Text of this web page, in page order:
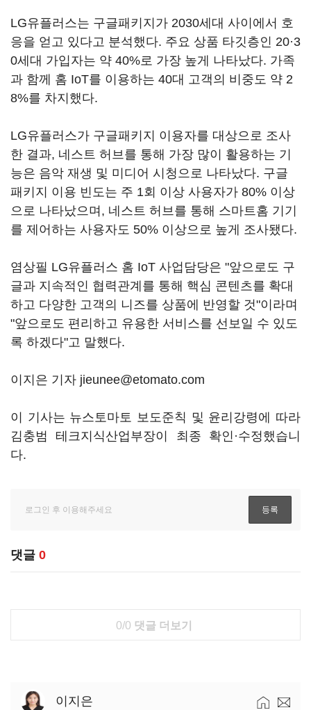
LG유플러스는 구글패키지가 2030세대 사이에서 호
응을 얻고 있다고 분석했다. 주요 상품 타깃층인 20·3
0세대 가입자는 약 40%로 가장 높게 나타났다. 가족
과 함께 홈 IoT를 이용하는 40대 고객의 비중도 약 2
8%를 차지했다.
LG유플러스가 구글패키지 이용자를 대상으로 조사
한 결과, 네스트 허브를 통해 가장 많이 활용하는 기
능은 음악 재생 및 미디어 시청으로 나타났다. 구글
패키지 이용 빈도는 주 1회 이상 사용자가 80% 이상
으로 나타났으며, 네스트 허브를 통해 스마트홈 기기
를 제어하는 사용자도 50% 이상으로 높게 조사됐다.
염상필 LG유플러스 홈 IoT 사업담당은 "앞으로도 구
글과 지속적인 협력관계를 통해 핵심 콘텐츠를 확대
하고 다양한 고객의 니즈를 상품에 반영할 것"이라며
"앞으로도 편리하고 유용한 서비스를 선보일 수 있도
록 하겠다"고 말했다.
이지은 기자 jieunee@etomato.com
이 기사는 뉴스토마토 보도준칙 및 윤리강령에 따라
김충범 테크지식산업부장이 최종 확인·수정했습니
다.
댓글 0
0/0 댓글 더보기
이지은